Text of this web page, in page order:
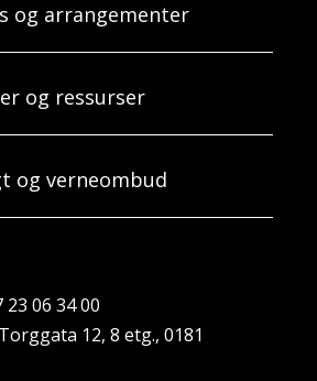
og arrangementer
og ressurser
og verneombud
23 06 34 00
Torggata 12, 8 etg., 0181